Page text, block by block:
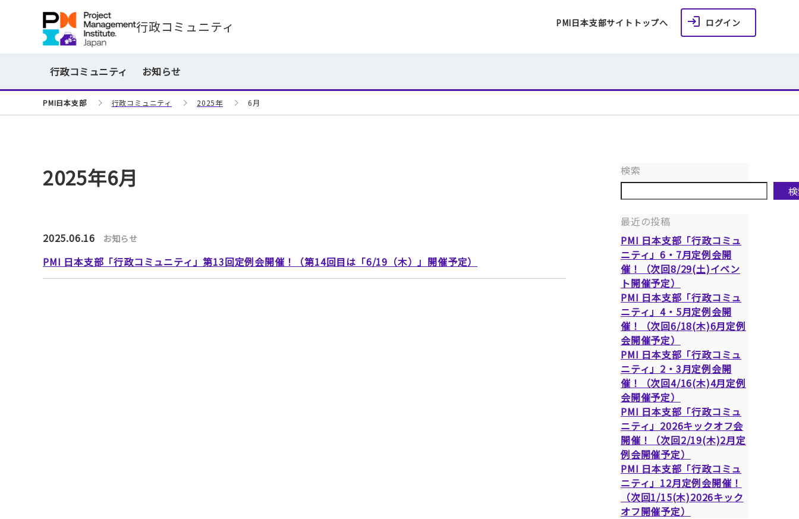
行政コミュニティ PMI日本支部サイトトップへ ログイン
行政コミュニティ お知らせ
PMI日本支部 行政コミュニティ 2025年 6月
2025年6月
2025.06.16 お知らせ
PMI 日本支部「行政コミュニティ」第13回定例会開催！（第14回目は「6/19（木）」開催予定）
検索
最近の投稿
PMI 日本支部「行政コミュ
ニティ」6・7月定例会開
催！（次回8/29(土)イベン
ト開催予定）
PMI 日本支部「行政コミュ
ニティ」4・5月定例会開
催！（次回6/18(木)6月定例
会開催予定）
PMI 日本支部「行政コミュ
ニティ」2・3月定例会開
催！（次回4/16(木)4月定例
会開催予定）
PMI 日本支部「行政コミュ
ニティ」2026キックオフ会
開催！（次回2/19(木)2月定
例会開催予定）
PMI 日本支部「行政コミュ
ニティ」12月定例会開催！
（次回1/15(木)2026キック
オフ開催予定）